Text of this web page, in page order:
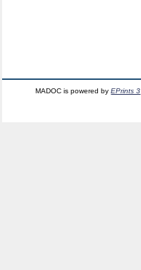
MADOC is powered byEPrints 3